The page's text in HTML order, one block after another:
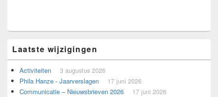
Laatste wijzigingen
Activiteiten 3 augustus 2026
Phila Hanze - Jaarverslagen 17 juni 2026
Communicatie – Nieuwsbrieven 2026 17 juni 2026